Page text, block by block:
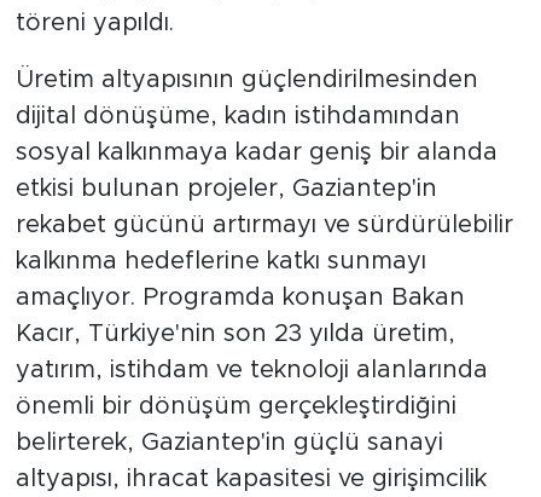
töreni yapıldı.
Üretim altyapısının güçlendirilmesinden
dijital dönüşüme, kadın istihdamından
sosyal kalkınmaya kadar geniş bir alanda
etkisi bulunan projeler, Gaziantep'in
rekabet gücünü artırmayı ve sürdürülebilir
kalkınma hedeflerine katkı sunmayı
amaçlıyor. Programda konuşan Bakan
Kacır, Türkiye'nin son 23 yılda üretim,
yatırım, istihdam ve teknoloji alanlarında
önemli bir dönüşüm gerçekleştirdiğini
belirterek, Gaziantep'in güçlü sanayi
altyapısı, ihracat kapasitesi ve girişimcilik